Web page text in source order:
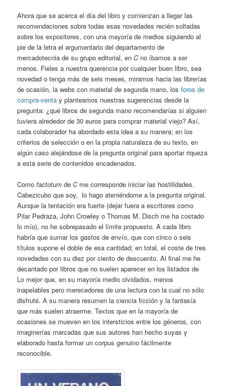
Ahora que se acerca el día del libro y comienzan a llegar las
recomendaciones sobre todas esas novedades recién soltadas
sobre los expositores, con una mayoría de medios siguiendo al
pie de la letra el argumentario del departamento de
mercadotecnia de su grupo editorial, enCno íbamos a ser
menos. Fieles a nuestra querencia por cualquier buen libro, sea
novedad o tenga más de seis meses, miramos hacia las librerías
de ocasión, la webs con material de segunda mano, losforos de
compra-venta y planteamos nuestras sugerencias desde la
pregunta: ¿qué libros de segunda mano recomendarías si alguien
tuviera alrededor de 30 euros para comprar material viejo? Así,
cada colaborador ha abordado esta idea a su manera; en los
criterios de selección o en la propia naturaleza de su texto, en
algún caso alejándose de la pregunta original para aportar riqueza
a esta serie de contenidos encadenados.
Comofactotum deCme corresponde iniciar las hostilidades.
Cabezicubo que soy, lo hago ateniéndome a la pregunta original.
Aunque la tentación era fuerte (dejar fuera a escritores como
Pilar Pedraza, John Crowley o Thomas M. Disch me ha costado
lo mío), no he sobrepasado el límite propuesto. A cada libro
habría que sumar los gastos de envío, que con cinco o seis
títulos supone el doble de esa cantidad; en total, el coste de tres
novedades con su diez por ciento de descuento. Al final me he
decantado por libros que no suelen aparecer en los listados de
Lo mejor que, en su mayoría medio olvidados, menos
inapelables pero merecedores de una lectura con la cual no sólo
disfruté. A su manera resumen la ciencia ficción y la fantasía
que más suelen atraerme. Textos que en la mayoría de
ocasiones se mueven en los intersticios entre los géneros, con
imaginerías marcadas que sus autores han hecho suyas y
elaborado hasta formar un corpus genuino fácilmente
reconocible.